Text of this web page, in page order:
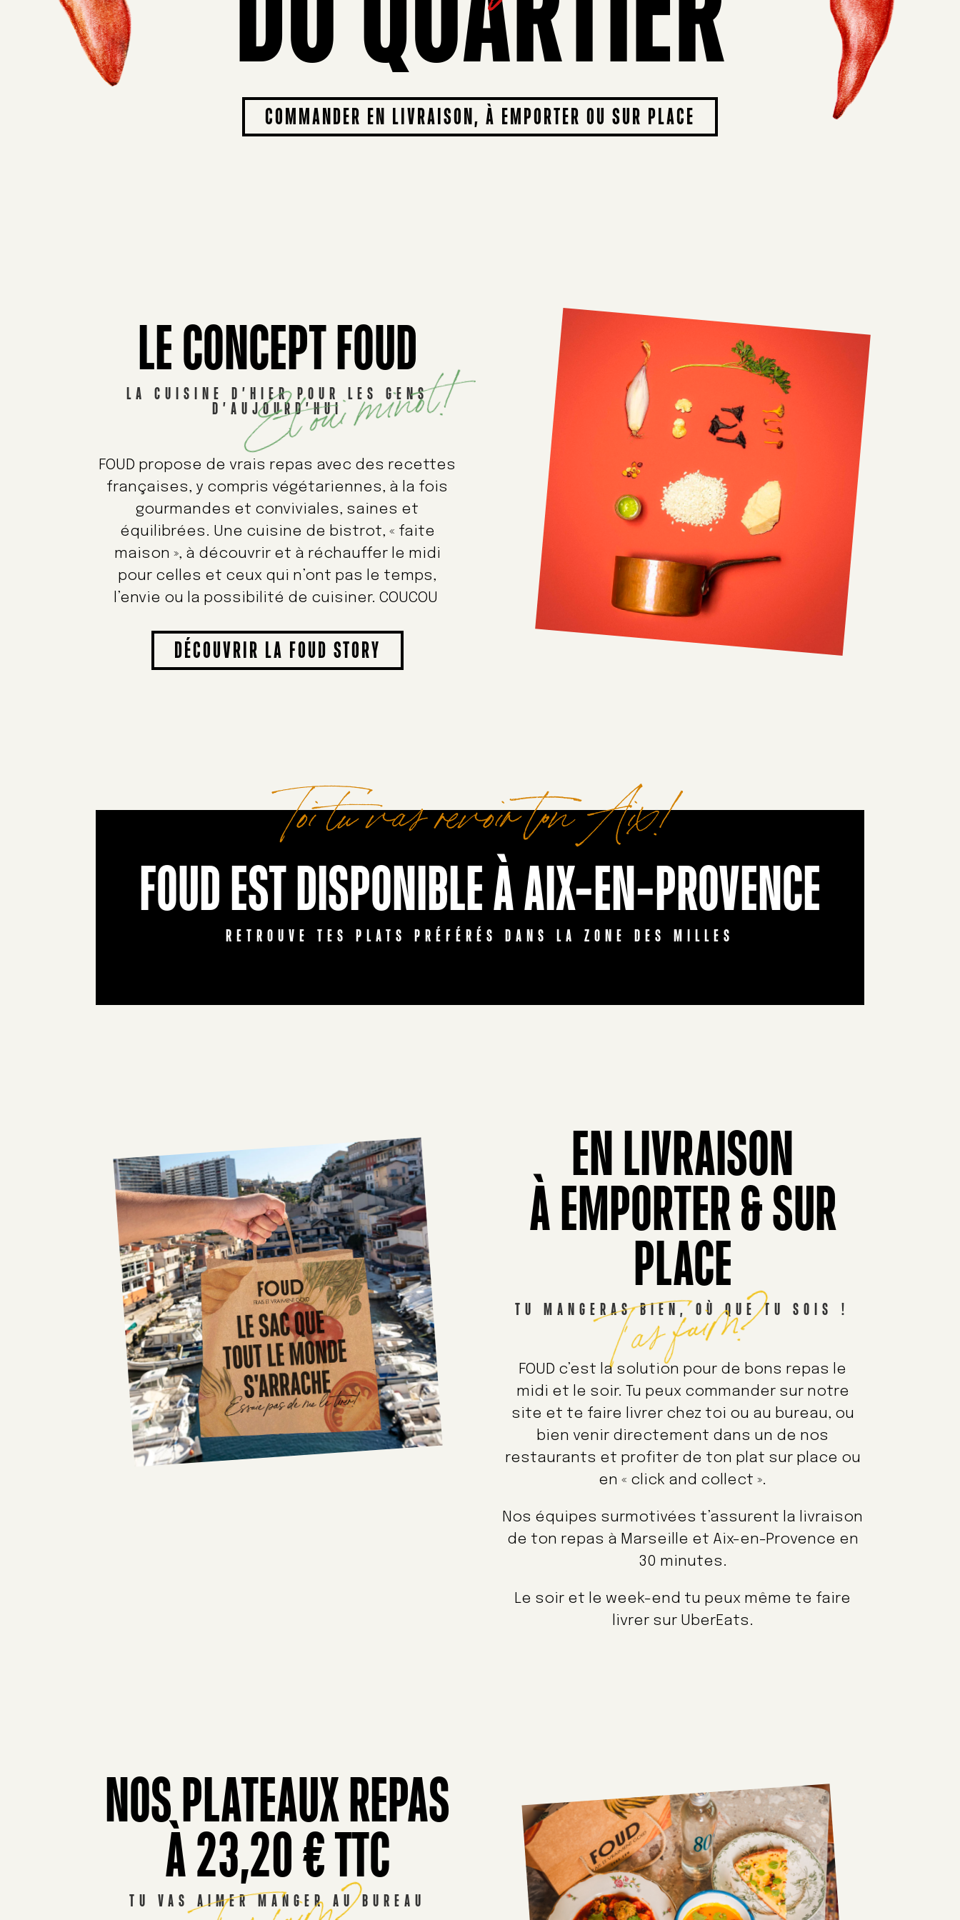
COMMANDER EN LIVRAISON, À EMPORTER OU SUR PLACE
LE CONCEPT FOUD
LA CUISINE D’HIER POUR LES GENS
D’AUJOURD’HUI
Et oui minot!
FOUD propose de vrais repas avec des recettes
françaises, y compris végétariennes, à la fois
gourmandes et conviviales, saines et
équilibrées. Une cuisine de bistrot, « faite
maison », à découvrir et à réchauffer le midi
pour celles et ceux qui n’ont pas le temps,
l’envie ou la possibilité de cuisiner. COUCOU
DÉCOUVRIR LA FOUD STORY
Toi tu vas revoir ton Aix!
FOUD EST DISPONIBLE À AIX-EN-PROVENCE
RETROUVE TES PLATS PRÉFÉRÉS DANS LA ZONE DES MILLES
EN LIVRAISON
À EMPORTER & SUR
PLACE
TU MANGERAS BIEN, OÙ QUE TU SOIS !
T’as faim?
FOUD c’est la solution pour de bons repas le
midi et le soir. Tu peux commander sur notre
site et te faire livrer chez toi ou au bureau, ou
bien venir directement dans un de nos
restaurants et profiter de ton plat sur place ou
en « click and collect ».
Nos équipes surmotivées t’assurent la livraison
de ton repas à Marseille et Aix-en-Provence en
30 minutes.
Le soir et le week-end tu peux même te faire
livrer sur UberEats.
NOS PLATEAUX REPAS
À 23,20 € TTC
TU VAS AIMER MANGER AU BUREAU